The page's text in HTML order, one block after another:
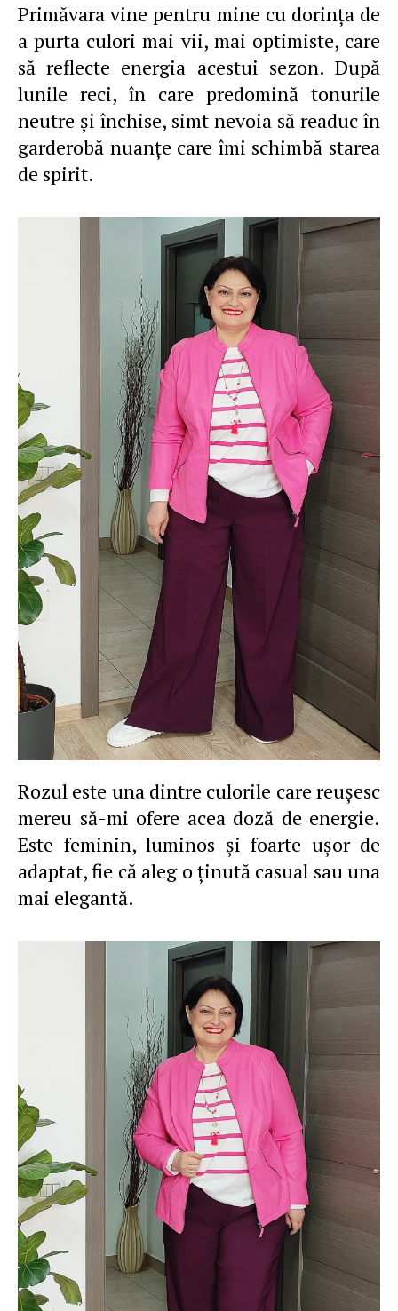
Primăvara vine pentru mine cu dorinţa de
a purta culori mai vii, mai optimiste, care
să reflecte energia acestui sezon. După
lunile reci, în care predomină tonurile
neutre şi închise, simt nevoia să readuc în
garderobă nuanţe care îmi schimbă starea
de spirit.
Rozul este una dintre culorile care reuşesc
mereu să-mi ofere acea doză de energie.
Este feminin, luminos şi foarte uşor de
adaptat, fie că aleg o ţinută casual sau una
mai elegantă.